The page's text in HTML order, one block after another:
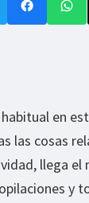
en
las cosas
llega
y